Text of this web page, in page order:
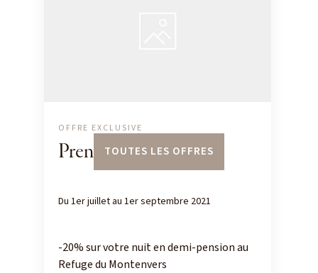
OFFRE EXCLUSIVE
Prenez de la hauteur
Du 1er juillet au 1er septembre 2021
-20% sur votre nuit en demi-pension au
Refuge du Montenvers
TOUTES LES OFFRES